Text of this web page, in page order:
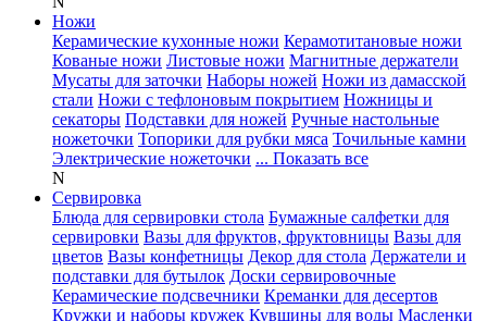
Ножи
Керамические кухонные ножи Керамотитановые ножи
Кованые ножи Листовые ножи Магнитные держатели
Мусаты для заточки Наборы ножей Ножи из дамасской
стали Ножи с тефлоновым покрытием Ножницы и
секаторы Подставки для ножей Ручные настольные
ножеточки Топорики для рубки мяса Точильные камни
Электрические ножеточки ... Показать все
N
Сервировка
Блюда для сервировки стола Бумажные салфетки для
сервировки Вазы для фруктов, фруктовницы Вазы для
цветов Вазы конфетницы Декор для стола Держатели и
подставки для бутылок Доски сервировочные
Керамические подсвечники Креманки для десертов
Кружки и наборы кружек Кувшины для воды Масленки